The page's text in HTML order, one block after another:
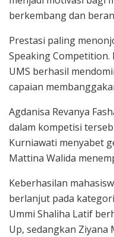
berkembang dan
Prestasi paling
Speaking Competition.
UMS berhasil
capaian
Agdanisa Revanya
dalam kompetisi
Kurniawati menyabet
Mattina Walida
Keberhasilan
berlanjut pada
Ummi Shaliha Latif
Up, sedangkan Ziyana